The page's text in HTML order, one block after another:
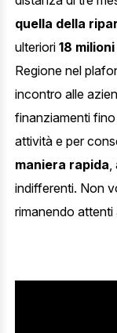
quella della
ulteriori 18
Regione nel
incontro alle
finanziamenti
attività e per
maniera rapida,
indifferenti. Non
rimanendo attenti